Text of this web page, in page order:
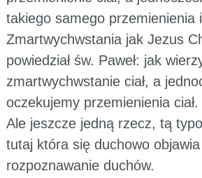
takiego samego przemienienia i
Zmartwychwstania jak Jezus
powiedział św. Paweł: jak
zmartwychwstanie ciał, a
oczekujemy przemienienia ciał.
Ale jeszcze jedną rzecz, tą
tutaj która się duchowo
rozpoznawanie duchów.